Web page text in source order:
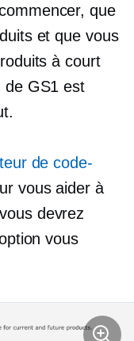
que
et que vous
à court
de GS1 est
de code-
vous aider à
devrez
vous